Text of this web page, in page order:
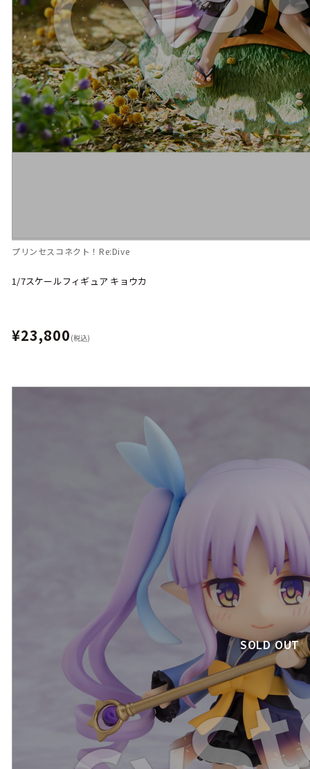
プリンセスコネクト！Re:Dive
1/7スケールフィギュア キョウカ
¥23,800 (税込)
SOLD OUT